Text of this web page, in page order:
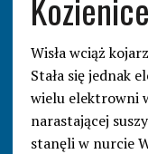
Kozienice
Wisła wciąż
Stała się jednak
wielu elektrowni
narastającej
stanęli w nurcie